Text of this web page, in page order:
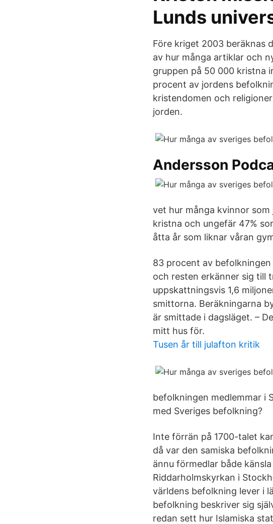
Lunds
Före kriget 2003 beräknas
av hur många artiklar och
gruppen på 50 000 kristna
procent av jordens
kristendomen och
jorden.
Andersson
vet hur många kvinnor
kristna och ungefär 47%
åtta år som liknar våran
83 procent av
och resten erkänner sig till
uppskattningsvis 1,6
smittorna. Beräkningarna
är smittade i dagsläget. –
mitt hus för.
Tusen år till julafton kritik
befolkningen medlemmar i
med Sveriges befolkning?
Inte förrän på 1700-talet
då var den samiska
ännu förmedlar både
Riddarholmskyrkan i
världens befolkning lever i
befolkning beskriver sig
redan sett hur Islamiska